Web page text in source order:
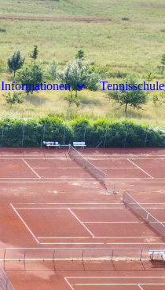
Informationen Tennisschule